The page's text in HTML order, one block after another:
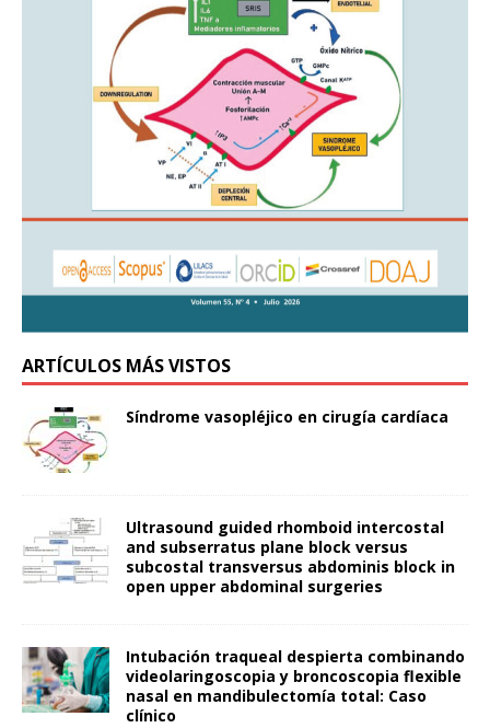
ARTÍCULOS MÁS VISTOS
Síndrome vasopléjico en cirugía cardíaca
Ultrasound guided rhomboid intercostal
and subserratus plane block versus
subcostal transversus abdominis block in
open upper abdominal surgeries
Intubación traqueal despierta combinando
videolaringoscopia y broncoscopia flexible
nasal en mandibulectomía total: Caso
clínico